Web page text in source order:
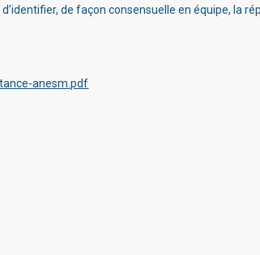
de façon consensuelle en équipe, la
anesm.pdf